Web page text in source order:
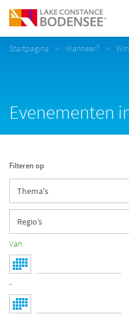
Startpagina Wanneer?
Evenementen
Filteren op
Van
-